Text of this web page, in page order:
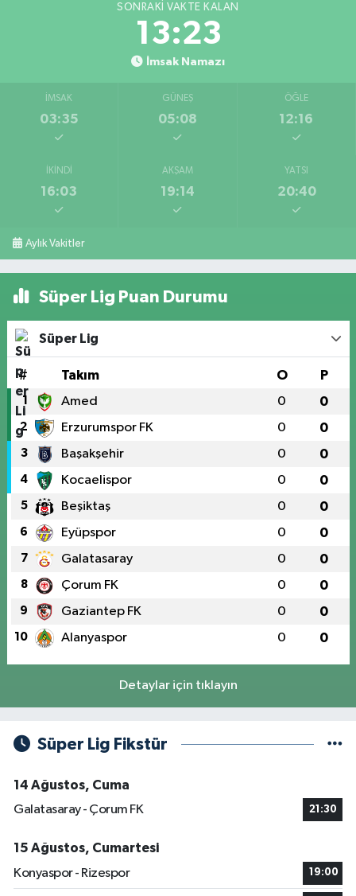
SONRAKI VAKTE KALAN
13:22
İmsak Namazı
İMSAK
03:35
GÜNEŞ
05:08
ÖĞLE
12:16
İKINDI
16:03
AKŞAM
19:14
YATSI
20:40
Aylık Vakitler
Süper Lig Puan Durumu
Süper Lig
# Takım O P
1 Amed 0 0
2 Erzurumspor FK 0 0
3 Başakşehir 0 0
4 Kocaelispor 0 0
5 Beşiktaş 0 0
6 Eyüpspor 0 0
7 Galatasaray 0 0
8 Çorum FK 0 0
9 Gaziantep FK 0 0
10 Alanyaspor 0 0
Detaylar için tıklayın
Süper Lig Fikstür
14 Ağustos, Cuma
Galatasaray - Çorum FK
21:30
15 Ağustos, Cumartesi
Konyaspor - Rizespor
19:00